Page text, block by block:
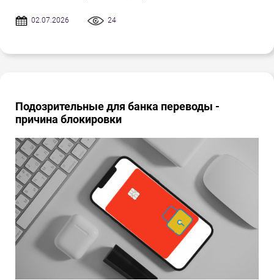
02.07.2026 24
Подозрительные для банка переводы -
причина блокировки